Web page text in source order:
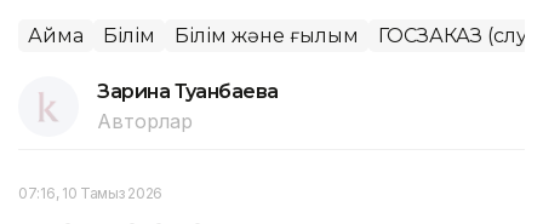
Аймақ Білім Білім және ғылым ГОСЗАКАЗ
Зарина Туғанбаева
Авторлар
07:16, 10 Тамыз 2026